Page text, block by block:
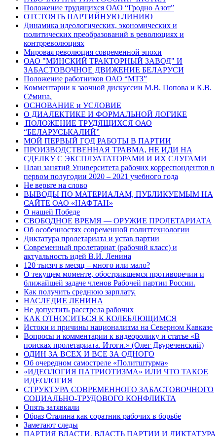
Положение трудящихся ОАО “Гродно Азот”
ОТСТОЯТЬ ПАРТИЙНУЮ ЛИНИЮ
Динамика идеологических, экономических и
политических преобразований в революциях и
контрреволюциях
Мировая революция современной эпохи
ОАО "МИНСКИЙ ТРАКТОРНЫЙ ЗАВОД" И
ЗАБАСТОВОЧНОЕ ДВИЖЕНИЕ БЕЛАРУСИ
Положение работников ОАО “МТЗ”
Комментарии к заочной дискуссии М.В. Попова и К.В.
Сёмина.
ОСНОВАНИЕ и УСЛОВИЕ
О ДИАЛЕКТИКЕ И ФОРМАЛЬНОЙ ЛОГИКЕ
ПОЛОЖЕНИЕ ТРУДЯЩИХСЯ ОАО
“БЕЛАРУСЬКАЛИЙ”
МОЙ ПЕРВЫЙ ГОД РАБОТЫ В ПАРТИИ
ПРОИЗВОДСТВЕННАЯ ТРАВМА, НЕ ИДИ НА
СДЕЛКУ С ЭКСПЛУАТАТОРАМИ И ИХ СЛУГАМИ
План занятий Университета рабочих корреспондентов в
первом полугодии 2020 – 2021 учебного года
Не верьте на слово
ВЫВОДЫ ПО МАТЕРИАЛАМ, ПУБЛИКУЕМЫМ НА
САЙТЕ ОАО «НАФТАН»
О нашей Победе
СВОБОДНОЕ ВРЕМЯ — ОРУЖИЕ ПРОЛЕТАРИАТА
Об особенностях современной политтехнологии
Диктатура пролетариата и устав партии
Современный пролетариат (рабочий класс) и
актуальность идей В.И. Ленина
120 тысяч в месяц – много или мало?
О текущем моменте, обострившемся противоречии и
ближайшей задаче членов Рабочей партии России.
Как получить среднюю зарплату.
НАСЛЕДИЕ ЛЕНИНА
Не допустить расстрела рабочих
КАК ОТНОСИТЬСЯ К КОЛЕБЛЮЩИМСЯ
Истоки и причины национализма на Северном Кавказе
Вопросы и комментарии к видеоролику и статье «В
поисках пролетариата. Итоги.» (Олег Двуреченский)
ОДИН ЗА ВСЕХ И ВСЕ ЗА ОДНОГО
Об очередном самостреле «Политштурма»
«ИДЕОЛОГИЯ ПАТРИОТИЗМА» ИЛИ ЧТО ТАКОЕ
ИДЕОЛОГИЯ
СТРУКТУРА СОВРЕМЕННОГО ЗАБАСТОВОЧНОГО
СОЦИАЛЬНО-ТРУДОВОГО КОНФЛИКТА
Опять затявкали
Образ Сталина как соратник рабочих в борьбе
Заметают следы
ПАРТИЯ ВЛАСТИ, ВЛАСТЬ ПАРТИИ И ДИКТАТУРА